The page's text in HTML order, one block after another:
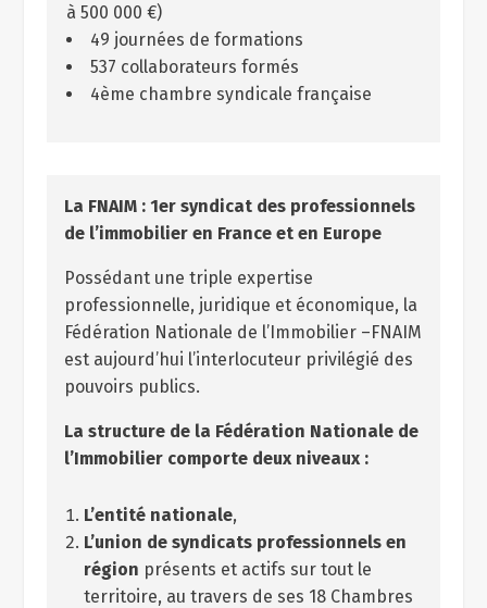
à 500 000 €)
49 journées de formations
537 collaborateurs formés
4ème chambre syndicale française
La FNAIM : 1er syndicat des professionnels
de l’immobilier en France et en Europe
Possédant une triple expertise
professionnelle, juridique et économique, la
Fédération Nationale de l’Immobilier –FNAIM
est aujourd’hui l’interlocuteur privilégié des
pouvoirs publics.
La structure de la Fédération Nationale de
l’Immobilier comporte deux niveaux :
L’entité nationale,
L’union de syndicats professionnels en
région présents et actifs sur tout le
territoire, au travers de ses 18 Chambres